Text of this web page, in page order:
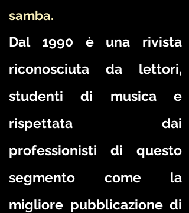
samba.
Dal 1990 è una rivista
riconosciuta da lettori,
studenti di musica e
rispettata dai
professionisti di questo
segmento come la
migliore pubblicazione di